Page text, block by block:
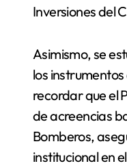
Inversiones del
Asimismo, se
los
recordar que el
de acreencias
Bomberos,
institucional en